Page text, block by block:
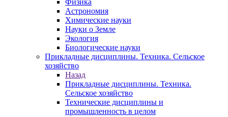
Физика
Астрономия
Химические науки
Науки о Земле
Экология
Биологические науки
Прикладные дисциплины. Техника. Сельское
хозяйство
Назад
Прикладные дисциплины. Техника.
Сельское хозяйство
Технические дисциплины и
промышленность в целом